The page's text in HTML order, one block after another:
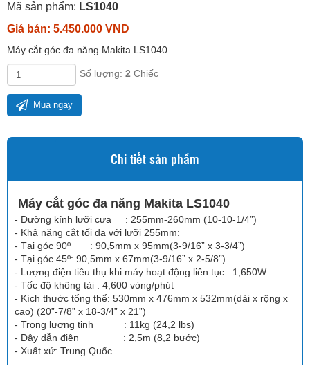
Mã sản phẩm: LS1040
Giá bán: 5.450.000 VND
Máy cắt góc đa năng Makita LS1040
Số lượng: 2 Chiếc
Mua ngay
Chi tiết sản phẩm
Máy cắt góc đa năng Makita LS1040
- Đường kính lưỡi cưa : 255mm-260mm (10-10-1/4”)
- Khả năng cắt tối đa với lưỡi 255mm:
- Tại góc 90º : 90,5mm x 95mm(3-9/16” x 3-3/4”)
- Tại góc 45º: 90,5mm x 67mm(3-9/16” x 2-5/8”)
- Lượng điện tiêu thụ khi máy hoạt động liên tục : 1,650W
- Tốc độ không tải : 4,600 vòng/phút
- Kích thước tổng thể: 530mm x 476mm x 532mm(dài x rộng x
cao) (20”-7/8” x 18-3/4” x 21”)
- Trọng lượng tịnh : 11kg (24,2 lbs)
- Dây dẫn điện : 2,5m (8,2 bước)
- Xuất xứ: Trung Quốc